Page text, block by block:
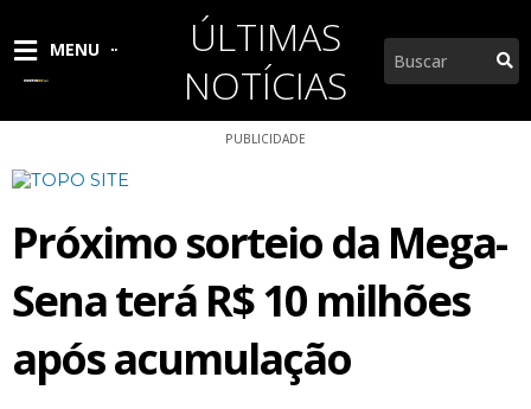
MENU
ÚLTIMAS
NOTÍCIAS
Pesquisar
PUBLICIDADE
Próximo sorteio da Mega-
Sena terá R$ 10 milhões
após acumulação